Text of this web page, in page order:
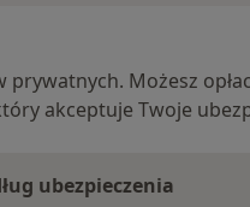
Możesz
akceptuje Twoje
ubezpieczenia